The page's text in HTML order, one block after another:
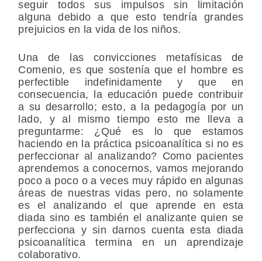
seguir todos sus impulsos sin limitación
alguna debido a que esto tendría grandes
prejuicios en la vida de los niños.
Una de las convicciones metafísicas de
Comenio, es que sostenía que el hombre es
perfectible indefinidamente y que en
consecuencia, la educación puede contribuir
a su desarrollo; esto, a la pedagogía por un
lado, y al mismo tiempo esto me lleva a
preguntarme: ¿Qué es lo que estamos
haciendo en la práctica psicoanalítica si no es
perfeccionar al analizando? Como pacientes
aprendemos a conocernos, vamos mejorando
poco a poco o a veces muy rápido en algunas
áreas de nuestras vidas pero, no solamente
es el analizando el que aprende en esta
diada sino es también el analizante quien se
perfecciona y sin darnos cuenta esta diada
psicoanalítica termina en un aprendizaje
colaborativo.